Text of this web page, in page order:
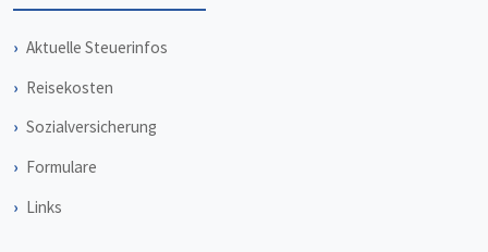
Aktuelle Steuerinfos
Reisekosten
Sozialversicherung
Formulare
Links